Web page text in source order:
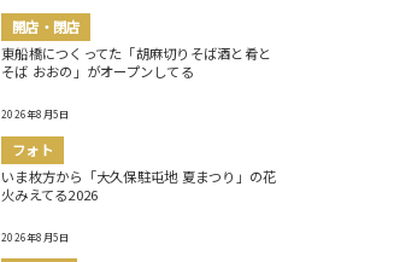
開店・閉店
東船橋につくってた「胡麻切りそば酒と肴と
そば おおの」がオープンしてる
2026年8月5日
フォト
いま枚方から「大久保駐屯地 夏まつり」の花
火みえてる2026
2026年8月5日